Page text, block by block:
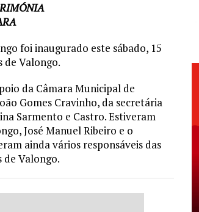
foi inaugurado este sábado, 15
de Valongo.
da Câmara Municipal de
Gomes Cravinho, da secretária
Sarmento e Castro. Estiveram
José Manuel Ribeiro e o
ainda vários responsáveis das
de Valongo.